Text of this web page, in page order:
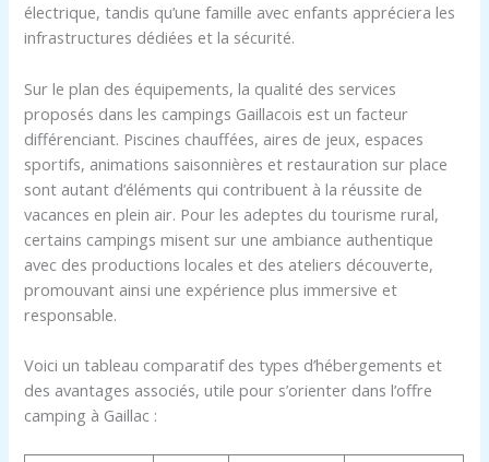
électrique, tandis qu’une famille avec enfants appréciera les
infrastructures dédiées et la sécurité.
Sur le plan des équipements, la qualité des services
proposés dans les campings Gaillacois est un facteur
différenciant. Piscines chauffées, aires de jeux, espaces
sportifs, animations saisonnières et restauration sur place
sont autant d’éléments qui contribuent à la réussite de
vacances en plein air. Pour les adeptes du tourisme rural,
certains campings misent sur une ambiance authentique
avec des productions locales et des ateliers découverte,
promouvant ainsi une expérience plus immersive et
responsable.
Voici un tableau comparatif des types d’hébergements et
des avantages associés, utile pour s’orienter dans l’offre
camping à Gaillac :